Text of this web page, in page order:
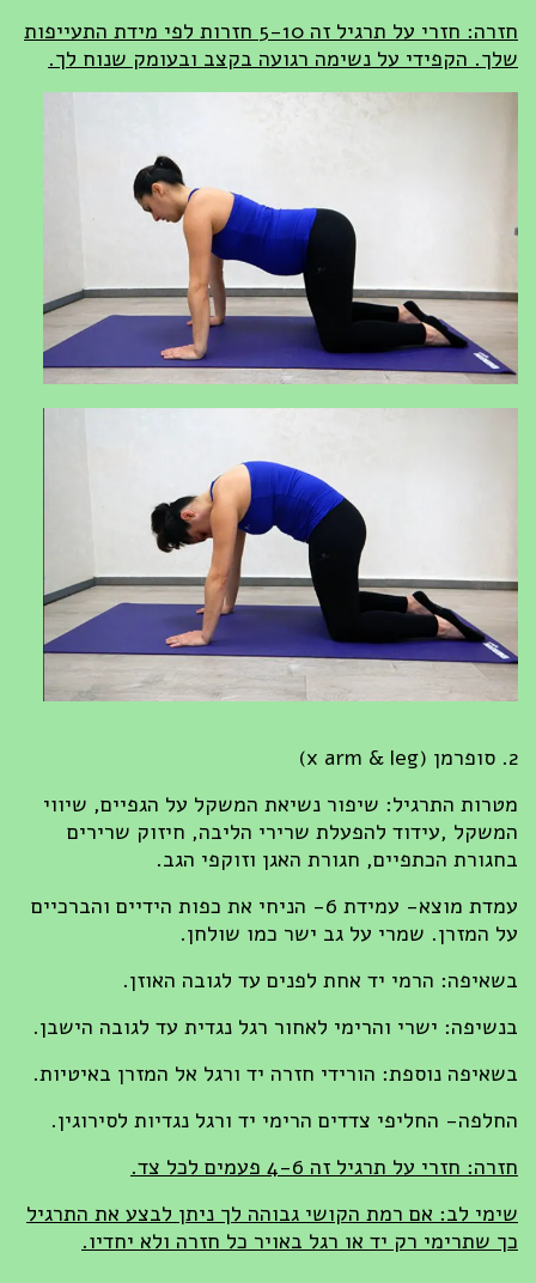
חזרה: חזרי על תרגיל זה 5-10 חזרות לפי מידת התעייפות
שלך. הקפידי על נשימה רגועה בקצב ובעומק שנוח לך.
2. סופרמן (x arm & leg)
מטרות התרגיל: שיפור נשיאת המשקל על הגפיים, שיווי
המשקל ,עידוד להפעלת שרירי הליבה, חיזוק שרירים
בחגורת הכתפיים, חגורת האגן וזוקפי הגב.
עמדת מוצא- עמידת 6- הניחי את כפות הידיים והברכיים
על המזרן. שמרי על גב ישר כמו שולחן.
בשאיפה: הרמי יד אחת לפנים עד לגובה האוזן.
בנשיפה: ישרי והרימי לאחור רגל נגדית עד לגובה הישבן.
בשאיפה נוספת: הורידי חזרה יד ורגל אל המזרן באיטיות.
החלפה- החליפי צדדים הרימי יד ורגל נגדיות לסירוגין.
חזרה: חזרי על תרגיל זה 4-6 פעמים לכל צד.
שימי לב: אם רמת הקושי גבוהה לך ניתן לבצע את התרגיל
כך שתרימי רק יד או רגל באויר כל חזרה ולא יחדיו.